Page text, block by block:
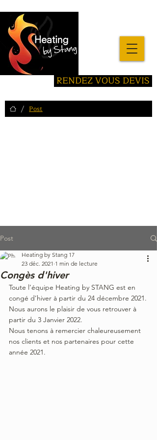
/ Post
RENDEZ VOUS DEVIS
Post
Congès d'hiver
Heating by Stang 17
23 déc. 2021 1 min de lecture
Toute l’équipe Heating by STANG est en
congé d’hiver à partir du 24 décembre 2021.
Nous aurons le plaisir de vous retrouver à
partir du 3 Janvier 2022.
Nous tenons à remercier chaleureusement
nos clients et nos partenaires pour cette
année 2021.